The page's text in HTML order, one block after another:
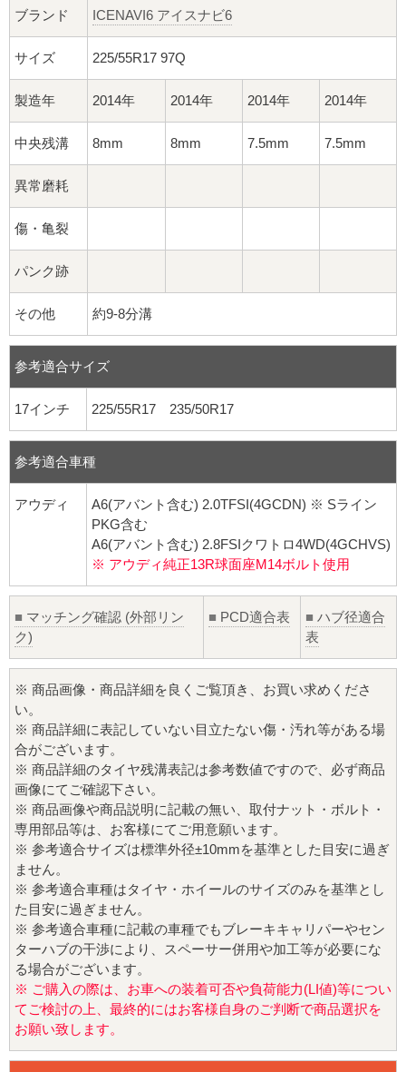
ブランド ICENAVI6 アイスナビ6
サイズ 225/55R17 97Q
製造年 2014年 2014年 2014年 2014年
中央残溝 8mm 8mm 7.5mm 7.5mm
異常磨耗
傷・亀裂
パンク跡
その他 約9-8分溝
参考適合サイズ
17インチ 225/55R17 235/50R17
参考適合車種
アウディ
A6(アバント含む) 2.0TFSI(4GCDN) ※ Sライン
PKG含む
A6(アバント含む) 2.8FSIクワトロ4WD(4GCHVS)
※ アウディ純正13R球面座M14ボルト使用
■ マッチング確認 (外部リン
ク)
■ PCD適合表 ■ ハブ径適合
表
※ 商品画像・商品詳細を良くご覧頂き、お買い求めくださ
い。
※ 商品詳細に表記していない目立たない傷・汚れ等がある場
合がございます。
※ 商品詳細のタイヤ残溝表記は参考数値ですので、必ず商品
画像にてご確認下さい。
※ 商品画像や商品説明に記載の無い、取付ナット・ボルト・
専用部品等は、お客様にてご用意願います。
※ 参考適合サイズは標準外径±10mmを基準とした目安に過ぎ
ません。
※ 参考適合車種はタイヤ・ホイールのサイズのみを基準とし
た目安に過ぎません。
※ 参考適合車種に記載の車種でもブレーキキャリパーやセン
ターハブの干渉により、スペーサー併用や加工等が必要にな
る場合がございます。
※ ご購入の際は、お車への装着可否や負荷能力(LI値)等につい
てご検討の上、最終的にはお客様自身のご判断で商品選択を
お願い致します。